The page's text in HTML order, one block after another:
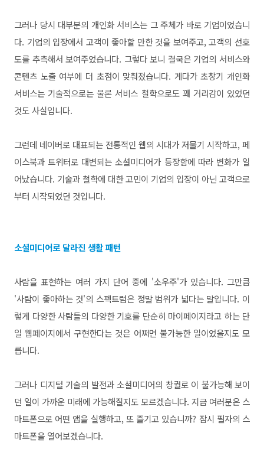
그러나 당시 대부분의 개인화 서비스는 그 주체가 바로 기업이었습니
다. 기업의 입장에서 고객이 좋아할 만한 것을 보여주고, 고객의 선호
도를 추측해서 보여주었습니다. 그렇다 보니 결국은 기업의 서비스와
콘텐츠 노출 여부에 더 초점이 맞춰졌습니다. 게다가 초창기 개인화
서비스는 기술적으로는 물론 서비스 철학으로도 꽤 거리감이 있었던
것도 사실입니다.
그런데 네이버로 대표되는 전통적인 웹의 시대가 저물기 시작하고, 페
이스북과 트위터로 대변되는 소셜미디어가 등장함에 따라 변화가 일
어났습니다. 기술과 철학에 대한 고민이 기업의 입장이 아닌 고객으로
부터 시작되었던 것입니다.
소셜미디어로 달라진 생활 패턴
사람을 표현하는 여러 가지 단어 중에 '소우주'가 있습니다. 그만큼
'사람이 좋아하는 것'의 스펙트럼은 정말 범위가 넓다는 말입니다. 이
렇게 다양한 사람들의 다양한 기호를 단순히 마이페이지라고 하는 단
일 웹페이지에서 구현한다는 것은 어쩌면 불가능한 일이었을지도 모
릅니다.
그러나 디지털 기술의 발전과 소셜미디어의 창궐로 이 불가능해 보이
던 일이 가까운 미래에 가능해질지도 모르겠습니다. 지금 여러분은 스
마트폰으로 어떤 앱을 실행하고, 또 즐기고 있습니까? 잠시 필자의 스
마트폰을 열어보겠습니다.